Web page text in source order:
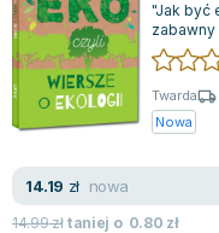
"Jak być
pojęcia
Twarda
Nowa
14.19 zł nowa
14.99złtaniej o 0.80 zł